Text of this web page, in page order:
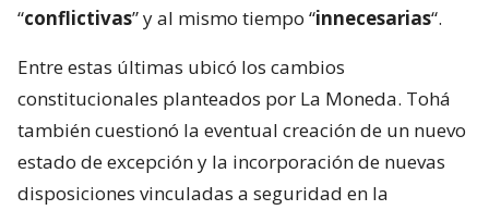
“conflictivas” y al mismo tiempo “innecesarias“.
Entre estas últimas ubicó los cambios
constitucionales planteados por La Moneda. Tohá
también cuestionó la eventual creación de un nuevo
estado de excepción y la incorporación de nuevas
disposiciones vinculadas a seguridad en la